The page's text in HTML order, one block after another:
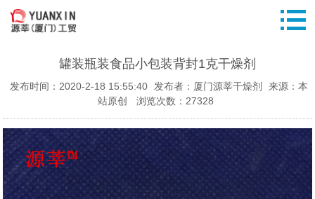
罐装瓶装食品小包装背封1克干燥剂
发布时间：2020-2-18 15:55:40 发布者：厦门源莘干燥剂
来源：本
站原创
浏览次数：27328